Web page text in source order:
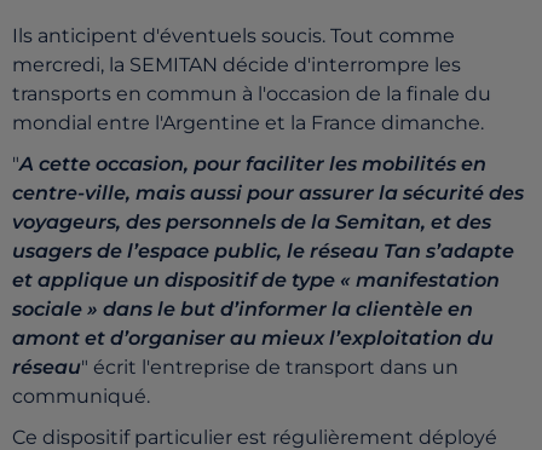
Ils anticipent d'éventuels soucis. Tout comme
mercredi, la SEMITAN décide d'interrompre les
transports en commun à l'occasion de la finale du
mondial entre l'Argentine et la France dimanche.
"A cette occasion, pour faciliter les mobilités en
centre-ville, mais aussi pour assurer la sécurité des
voyageurs, des personnels de la Semitan, et des
usagers de l’espace public, le réseau Tan s’adapte
et applique un dispositif de type « manifestation
sociale » dans le but d’informer la clientèle en
amont et d’organiser au mieux l’exploitation du
réseau" écrit l'entreprise de transport dans un
communiqué.
Ce dispositif particulier est régulièrement déployé